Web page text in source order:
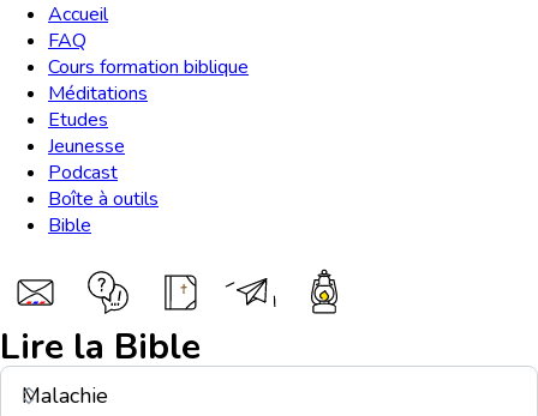
Accueil
FAQ
Cours formation biblique
Méditations
Etudes
Jeunesse
Podcast
Boîte à outils
Bible
Lire la Bible